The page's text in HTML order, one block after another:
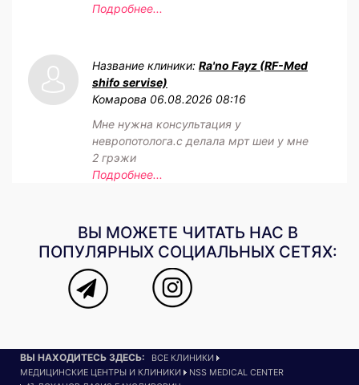
Подробнее...
Название клиники: Ra'no Fayz (RF-Med
shifo servise)
Комарова 06.08.2026 08:16
Мне нужна консультация у
невропотолога.с делала мрт шеи у мне
2 грэжи
Подробнее...
ВЫ МОЖЕТЕ ЧИТАТЬ НАС В
ПОПУЛЯРНЫХ СОЦИАЛЬНЫХ СЕТЯХ:
ВЫ НАХОДИТЕСЬ ЗДЕСЬ:
ВСЕ КЛИНИКИ
МЕДИЦИНСКИЕ ЦЕНТРЫ И КЛИНИКИ
NSS MEDICAL CENTER